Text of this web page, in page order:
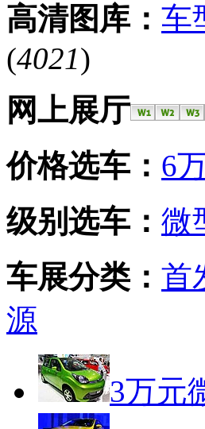
高清图库： 车
(4021)
网上展厅
价格选车： 6
级别选车： 微
车展分类： 首
源
3万元